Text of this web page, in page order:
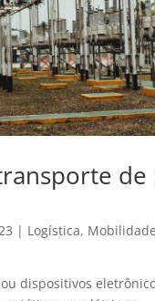
| Logística, Mobilidade
dispositivos